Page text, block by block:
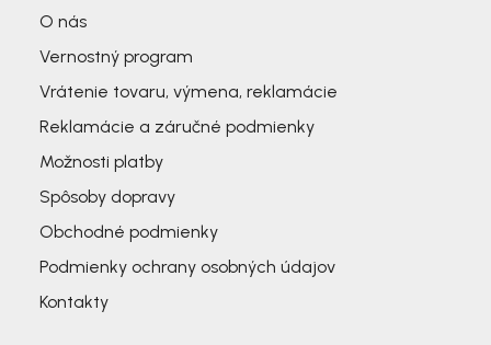
O nás
Vernostný program
Vrátenie tovaru, výmena, reklamácie
Reklamácie a záručné podmienky
Možnosti platby
Spôsoby dopravy
Obchodné podmienky
Podmienky ochrany osobných údajov
Kontakty